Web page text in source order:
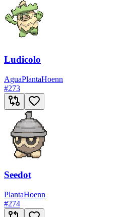
Ludicolo
AguaPlantaHoenn
#273
Seedot
PlantaHoenn
#274